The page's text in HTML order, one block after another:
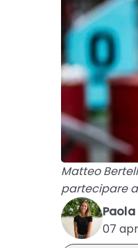
Matteo
partecipare
07